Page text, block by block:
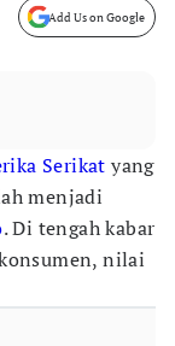
Add Us on Google
Serikat yang
menjadi
. Di tengah kabar
nilai